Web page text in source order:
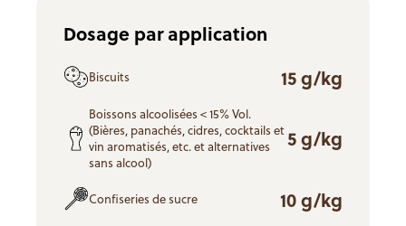
Dosage par application
Biscuits 15 g/kg
Boissons alcoolisées < 15% Vol.
(Bières, panachés, cidres, cocktails et
vin aromatisés, etc. et alternatives
sans alcool)
5 g/kg
Confiseries de sucre 10 g/kg